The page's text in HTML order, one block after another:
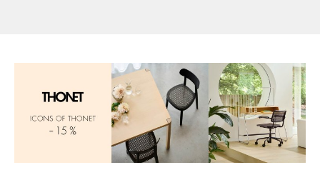
... alle Aufbewahrungsmöbel
Licht
Hängeleuchten & Deckenleuchten